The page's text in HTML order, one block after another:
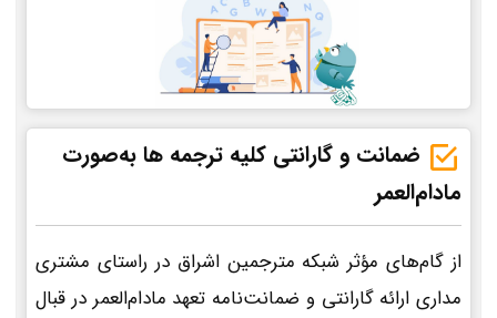
ضمانت و گارانتی کلیه ترجمه ها به‌صورت
مادام‌العمر
از گام‌های مؤثر شبکه مترجمین اشراق در راستای مشتری
مداری ارائه گارانتی و ضمانت‌نامه تعهد مادام‌العمر در قبال